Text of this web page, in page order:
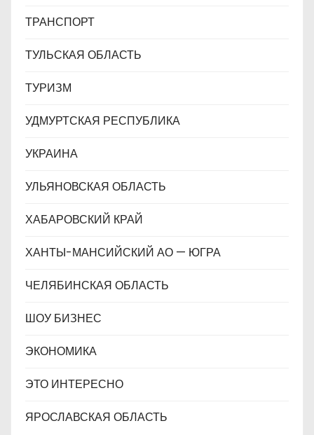
ТРАНСПОРТ
ТУЛЬСКАЯ ОБЛАСТЬ
ТУРИЗМ
УДМУРТСКАЯ РЕСПУБЛИКА
УКРАИНА
УЛЬЯНОВСКАЯ ОБЛАСТЬ
ХАБАРОВСКИЙ КРАЙ
ХАНТЫ-МАНСИЙСКИЙ АО — ЮГРА
ЧЕЛЯБИНСКАЯ ОБЛАСТЬ
ШОУ БИЗНЕС
ЭКОНОМИКА
ЭТО ИНТЕРЕСНО
ЯРОСЛАВСКАЯ ОБЛАСТЬ